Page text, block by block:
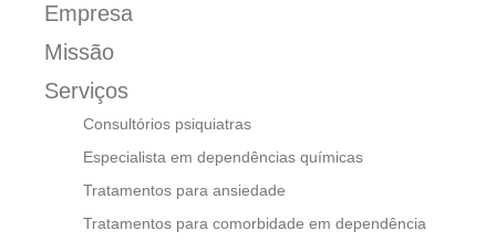
Empresa
Missão
Serviços
Consultórios psiquiatras
Especialista em dependências químicas
Tratamentos para ansiedade
Tratamentos para comorbidade em dependência